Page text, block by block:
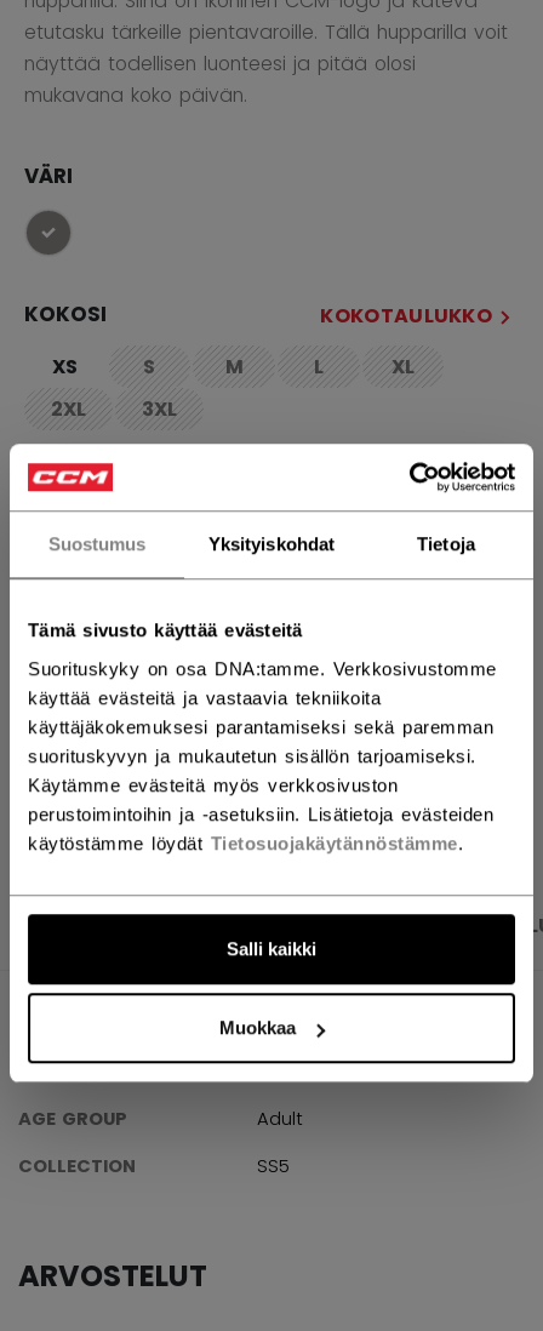
Suostumus Yksityiskohdat Tietoja
Tämä sivusto käyttää evästeitä
Suorituskyky on osa DNA:tamme. Verkkosivustomme
käyttää evästeitä ja vastaavia tekniikoita
käyttäjäkokemuksesi parantamiseksi sekä paremman
suorituskyvyn ja mukautetun sisällön tarjoamiseksi.
Käytämme evästeitä myös verkkosivuston
perustoimintoihin ja -asetuksiin. Lisätietoja evästeiden
käytöstämme löydät Tietosuojakäytännöstämme.
Salli kaikki
Muokkaa
etutasku tärkeille pientavaroille. Tällä hupparilla voit
näyttää todellisen luonteesi ja pitää olosi
mukavana koko päivän.
VÄRI
selected
KOKOSI
KOKOTAULUKKO
XS
S
not.available
M
not.available
L
not.available
XL
not.available
2XL
not.available
3XL
not.available
MÄÄRÄ
LISÄÄ OSTOSKORIIN
ETSI MYYMÄLÄSTÄ
Toimitusehdot Ilmainen palautus
AVAA
TUOTEKUVAT
TEKNISET TIEDOT
TUNNUS
FHO59B-AD
AGE GROUP
Adult
COLLECTION
SS5
ARVOSTELUT